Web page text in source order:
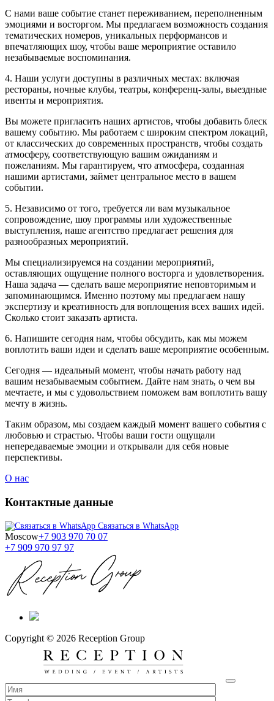
С нами ваше событие станет переживанием, переполненным
эмоциями и восторгом. Мы предлагаем возможность создания
тематических номеров, уникальных перформансов и
впечатляющих шоу, чтобы ваше мероприятие оставило
незабываемые воспоминания.
4. Наши услуги доступны в различных местах: включая
рестораны, ночные клубы, театры, конференц-залы, выездные
ивенты и мероприятия.
Вы можете пригласить наших артистов, чтобы добавить блеск
вашему событию. Мы работаем с широким спектром локаций,
от классических до современных пространств, чтобы создать
атмосферу, соответствующую вашим ожиданиям и
пожеланиям. Мы гарантируем, что атмосфера, созданная
нашими артистами, займет центральное место в вашем
событии.
5. Независимо от того, требуется ли вам музыкальное
сопровождение, шоу программы или художественные
выступления, наше агентство предлагает решения для
разнообразных мероприятий.
Мы специализируемся на создании мероприятий,
оставляющих ощущение полного восторга и удовлетворения.
Наша задача — сделать ваше мероприятие неповторимым и
запоминающимся. Именно поэтому мы предлагаем нашу
экспертизу и креативность для воплощения всех ваших идей.
Сколько стоит заказать артиста.
6. Напишите сегодня нам, чтобы обсудить, как мы можем
воплотить ваши идеи и сделать ваше мероприятие особенным.
Сегодня — идеальный момент, чтобы начать работу над
вашим незабываемым событием. Дайте нам знать, о чем вы
мечтаете, и мы с удовольствием поможем вам воплотить вашу
мечту в жизнь.
Таким образом, мы создаем каждый момент вашего события с
любовью и страстью. Чтобы ваши гости ощущали
непередаваемые эмоции и открывали для себя новые
перспективы.
О нас
Контактные данные
Связаться в WhatsApp
Moscow+7 903 970 70 07
+7 909 970 97 97
Copyright © 2026 Reception Group